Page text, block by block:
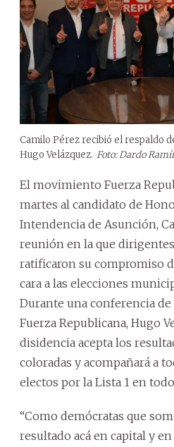
Camilo Pérez recibió el respaldo
Hugo Velázquez. Foto: Dardo
El movimiento Fuerza
martes al candidato de
Intendencia de Asunción,
reunión en la que
ratificaron su compromiso
cara a las elecciones
Durante una conferencia
Fuerza Republicana, Hugo
disidencia acepta los
coloradas y acompañará a
electos por la Lista 1 en
“Como demócratas que
resultado acá en capital y